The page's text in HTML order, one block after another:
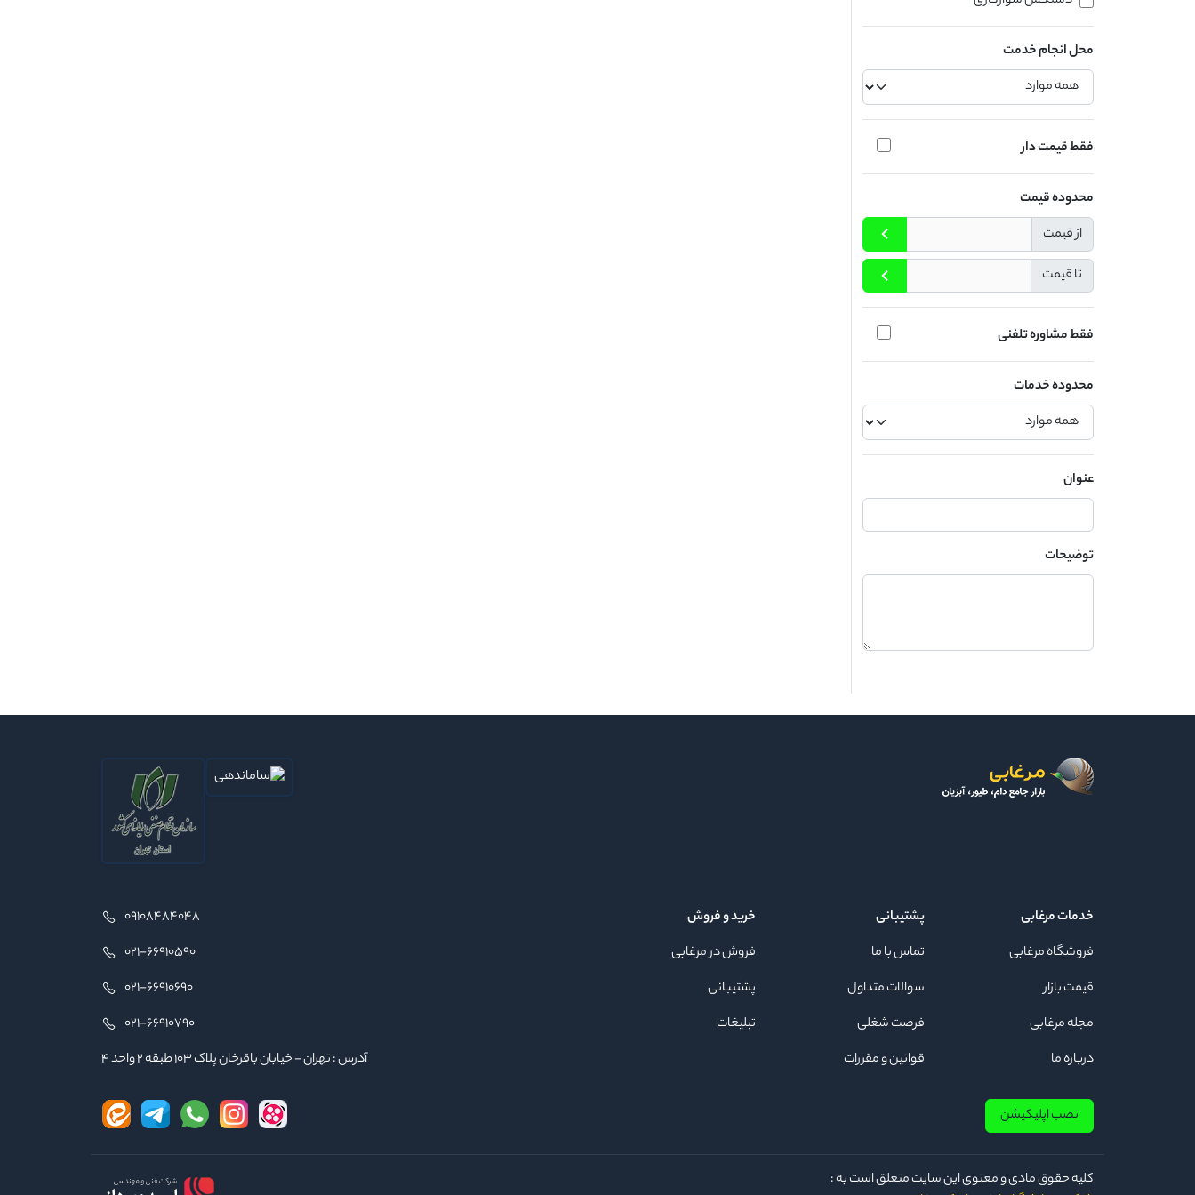
محل انجام خدمت
فقط قیمت دار
محدوده قیمت
از قیمت
تا قیمت
فقط مشاوره تلفنی
محدوده خدمات
عنوان
توضیحات
خدمات مرغابی
فروشگاه مرغابی
قیمت بازار
مجله مرغابی
درباره ما
پشتیبانی
تماس با ما
سوالات متداول
فرصت شغلی
قوانین و مقررات
خرید و فروش
فروش در مرغابی
پشتیبانی
تبلیغات
09108484048
021-66910590
021-66910690
021-66910790
آدرس : تهران - خیابان باقرخان پلاک ۱۰۳ طبقه ۲ واحد ۴
نصب اپلیکیشن
كلیه حقوق مادی و معنوی این سایت متعلق است به :